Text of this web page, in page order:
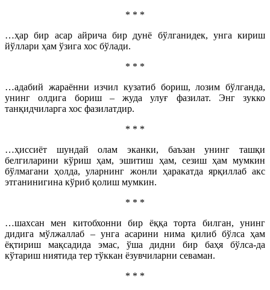
* * *
…ҳар бир асар айрича бир дунё бўлганидек, унга кириш
йўллари ҳам ўзига хос бўлади.
* * *
…адабий жараённи изчил кузатиб бориш, лозим бўлганда,
унинг олдига бориш – жуда улуғ фазилат. Энг зукко
танқидчиларга хос фазилатдир.
* * *
…ҳиссиёт шундай олам эканки, баъзан унинг ташқи
белгиларини кўриш ҳам, эшитиш ҳам, сезиш ҳам мумкин
бўлмагани ҳолда, уларнинг жонли ҳаракатда ярқиллаб акс
этганинигина кўриб қолиш мумкин.
* * *
…шахсан мен китобхонни бир ёққа торта билган, унинг
дидига мўлжаллаб – унга асарини нима қилиб бўлса ҳам
ёқтириш мақсадида эмас, ўша дидни бир баҳя бўлса-да
кўтариш ниятида тер тўккан ёзувчиларни севаман.
* * *